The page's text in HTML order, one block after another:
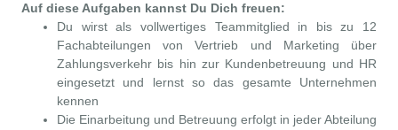
Auf diese Aufgaben kannst Du Dich freuen:
Du wirst als vollwertiges Teammitglied in bis zu 12
Fachabteilungen von Vertrieb und Marketing über
Zahlungsverkehr bis hin zur Kundenbetreuung und HR
eingesetzt und lernst so das gesamte Unternehmen
kennen
Die Einarbeitung und Betreuung erfolgt in jeder Abteilung